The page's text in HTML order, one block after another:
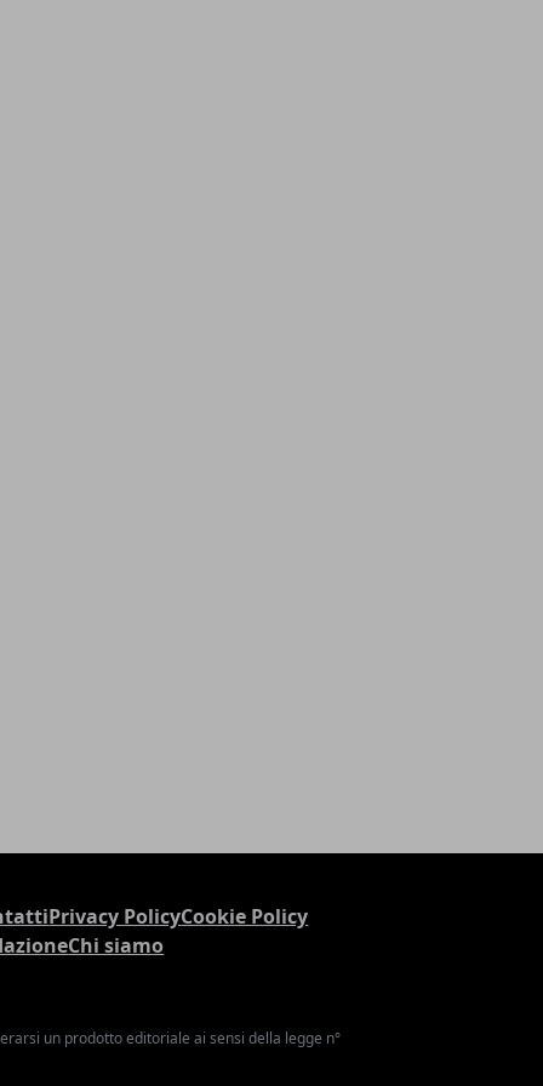
Privacy PolicyCookie Policy
Chi siamo
un prodotto editoriale ai sensi della legge n°